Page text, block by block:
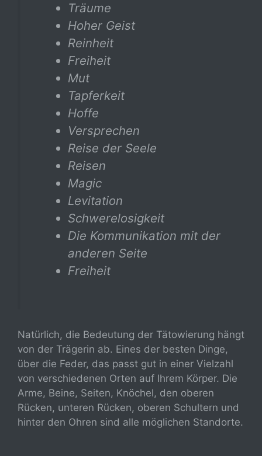
Träume
Hoher Geist
Reinheit
Freiheit
Mut
Tapferkeit
Hoffe
Versprechen
Reise der Seele
Reisen
Magic
Levitation
Schwerelosigkeit
Die Kommunikation mit der
anderen Seite
Freiheit
Natürlich, die Bedeutung der Tätowierung hängt
von der Trägerin ab. Eines der besten Dinge,
über die Feder, das passt gut in einer Vielzahl
von verschiedenen Orten auf Ihrem Körper. Die
Arme, Beine, Seiten, Knöchel, den oberen
Rücken, unteren Rücken, oberen Schultern und
hinter den Ohren sind alle möglichen Standorte.